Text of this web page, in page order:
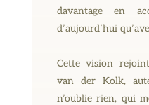
davantage en
d’aujourd’hui
Cette vision
van der Kolk,
n’oublie rien, qui